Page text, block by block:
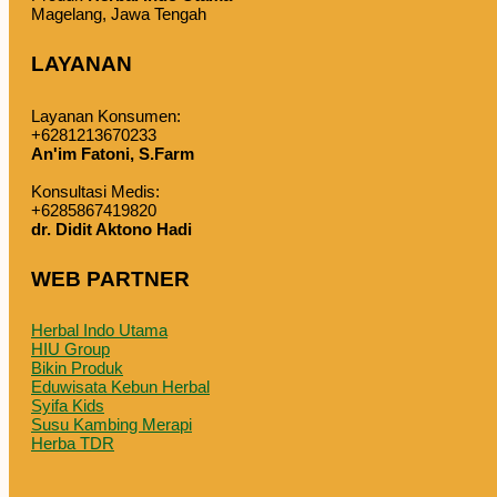
Magelang, Jawa Tengah
LAYANAN
Layanan Konsumen:
+6281213670233
An'im Fatoni, S.Farm
Konsultasi Medis:
+6285867419820
dr. Didit Aktono Hadi
WEB PARTNER
Herbal Indo Utama
HIU Group
Bikin Produk
Eduwisata Kebun Herbal
Syifa Kids
Susu Kambing Merapi
Herba TDR